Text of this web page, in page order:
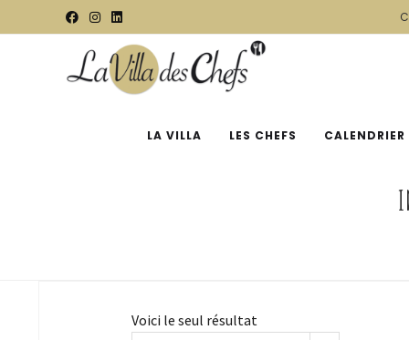
LA VILLA LES CHEFS
Voici le seul résultat